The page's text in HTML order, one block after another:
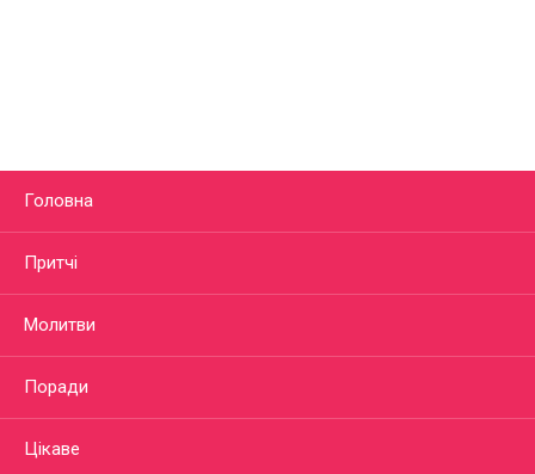
Головна
Притчі
Молитви
Поради
Цікаве